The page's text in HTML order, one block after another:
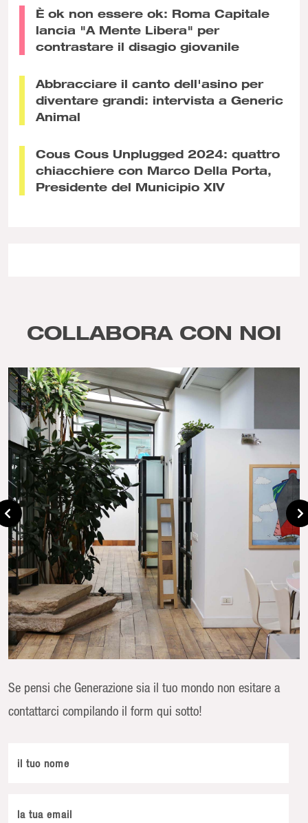
È ok non essere ok: Roma Capitale
lancia "A Mente Libera" per
contrastare il disagio giovanile
Abbracciare il canto dell'asino per
diventare grandi: intervista a Generic
Animal
Cous Cous Unplugged 2024: quattro
chiacchiere con Marco Della Porta,
Presidente del Municipio XIV
COLLABORA CON NOI
Se pensi che Generazione sia il tuo mondo non esitare a
contattarci compilando il form qui sotto!
il tuo nome
la tua email